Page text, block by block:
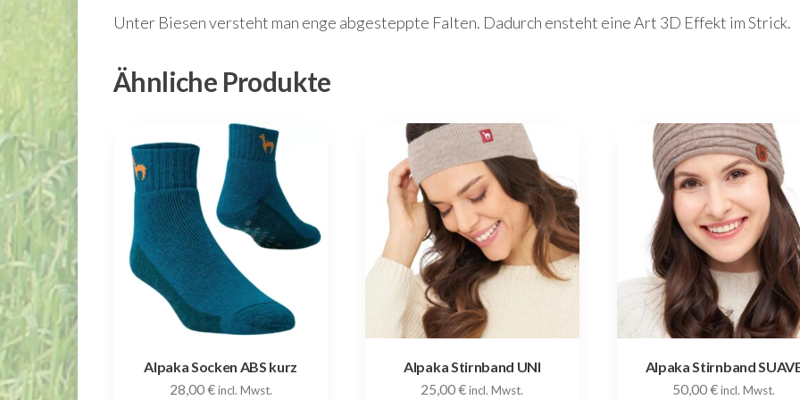
Unter Biesen versteht man enge abgesteppte Falten. Dadurch ensteht eine Art 3D Effekt im Strick.
Ähnliche Produkte
Alpaka Socken ABS kurz
28,00€ incl. Mwst.
Alpaka Stirnband UNI
25,00€ incl. Mwst.
Alpaka Stirnband
50,00€incl. Mwst.